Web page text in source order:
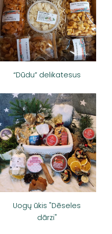
“Dūdu” delikatesus
Uogų ūkis "Dēseles
dārzi"